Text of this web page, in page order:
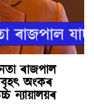
ৰাজপাল
বৃহৎ অংকৰ
ন্যায়ালয়ৰ